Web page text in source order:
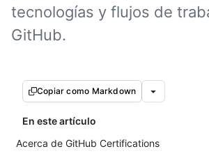
tecnologías y flujos de
GitHub.
Copiar como Markdown
En este artículo
Acerca de GitHub Certifications